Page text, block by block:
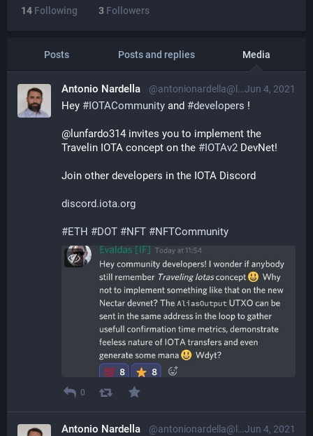
14 Following 3 Followers
Posts Posts and replies Media
Jun 4, 2021
Antonio Nardella @antonionardella@librem.one
Hey #IOTACommunity and #developers !
@lunfardo314 invites you to implement the
Travelin IOTA concept on the #IOTAv2 DevNet!
Join other developers in the IOTA Discord
discord.iota.org
#ETH #DOT #NFT #NFTCommunity
0
Jun 4, 2021
Antonio Nardella @antonionardella@librem.one